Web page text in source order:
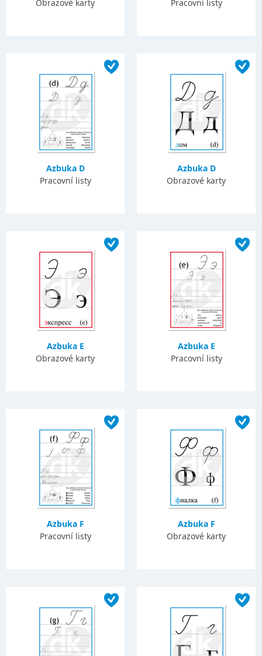
Obrazové karty Pracovní listy
Azbuka D
Pracovní listy
Azbuka D
Obrazové karty
Azbuka E
Obrazové karty
Azbuka E
Pracovní listy
Azbuka F
Pracovní listy
Azbuka F
Obrazové karty